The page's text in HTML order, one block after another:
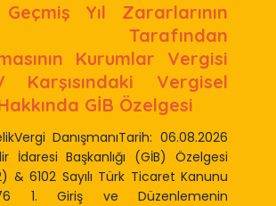
Yıl Zararlarının
Tarafından
Kurumlar Vergisi
Karşısındaki Vergisel
GİB Özelgesi
DanışmanıTarih: 06.08.2026
İdaresi Başkanlığı (GİB) Özelgesi
& 6102 Sayılı Türk Ticaret Kanunu
1. Giriş ve Düzenlemenin